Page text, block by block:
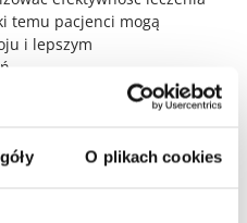
O plikach cookies
temu pacjenci mogą
i lepszym
kluczową rolę w terapii
Psychiatrzy